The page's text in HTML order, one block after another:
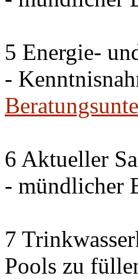
5 Energie-
-
6 Aktueller
- mündlicher
7
Pools zu